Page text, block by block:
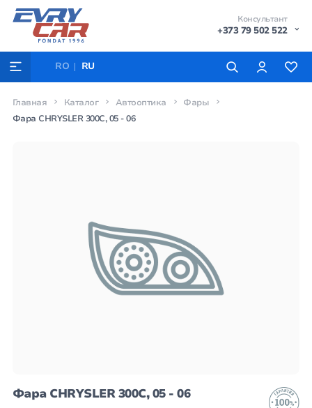
Консультант
+373 79 502 522
RO RU
Главная Каталог Автооптика
Фары
Фара CHRYSLER 300C, 05 - 06
Фара CHRYSLER 300C, 05 - 06